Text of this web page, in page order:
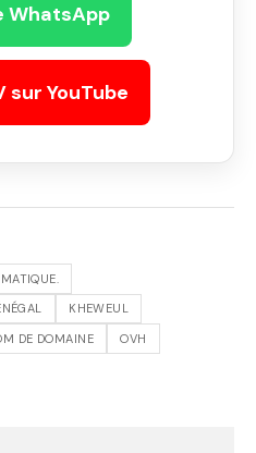
WhatsApp
sur YouTube
KHEWEUL
DE DOMAINE
OVH